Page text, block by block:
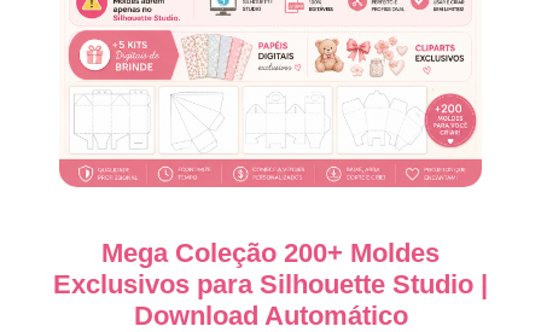
Mega Coleção 200+ Moldes
Exclusivos para Silhouette Studio |
Download Automático